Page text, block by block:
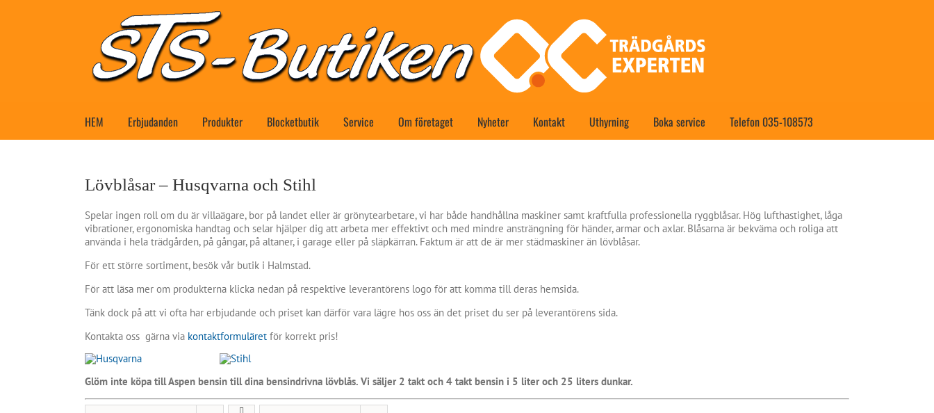
HEM Erbjudanden Produkter Blocketbutik Service Om företaget Nyheter Kontakt Uthyrning Boka service Telefon 035-108573
Lövblåsar – Husqvarna och Stihl
Spelar ingen roll om du är villaägare, bor på landet eller är grönytearbetare, vi har både handhållna maskiner samt kraftfulla professionella ryggblåsar. Hög lufthastighet, låga
vibrationer, ergonomiska handtag och selar hjälper dig att arbeta mer effektivt och med mindre ansträngning för händer, armar och axlar. Blåsarna är bekväma och roliga att
använda i hela trädgården, på gångar, på altaner, i garage eller på släpkärran. Faktum är att de är mer städmaskiner än lövblåsar.
För ett större sortiment, besök vår butik i Halmstad.
För att läsa mer om produkterna klicka nedan på respektive leverantörens logo för att komma till deras hemsida.
Tänk dock på att vi ofta har erbjudande och priset kan därför vara lägre hos oss än det priset du ser på leverantörens sida.
Kontakta oss gärna via kontaktformuläret för korrekt pris!
Glöm inte köpa till Aspen bensin till dina bensindrivna lövblås. Vi säljer 2 takt och 4 takt bensin i 5 liter och 25 liters dunkar.